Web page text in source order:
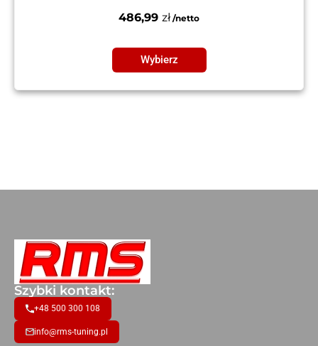
486,99 zł
Wybierz
Szybki kontakt:
+48 500 300 108
info@rms-tuning.pl